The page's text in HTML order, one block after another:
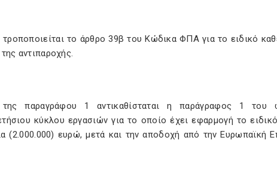
τροποποιείται το άρθρο 39β του Κώδικα ΦΠΑ για το ειδικό
αντιπαροχής.
της παραγράφου 1 αντικαθίσταται η παράγραφος 1
κύκλου εργασιών για το οποίο έχει εφαρμογή το
(2.000.000) ευρώ, μετά και την αποδοχή από την Ευρωπαϊκή